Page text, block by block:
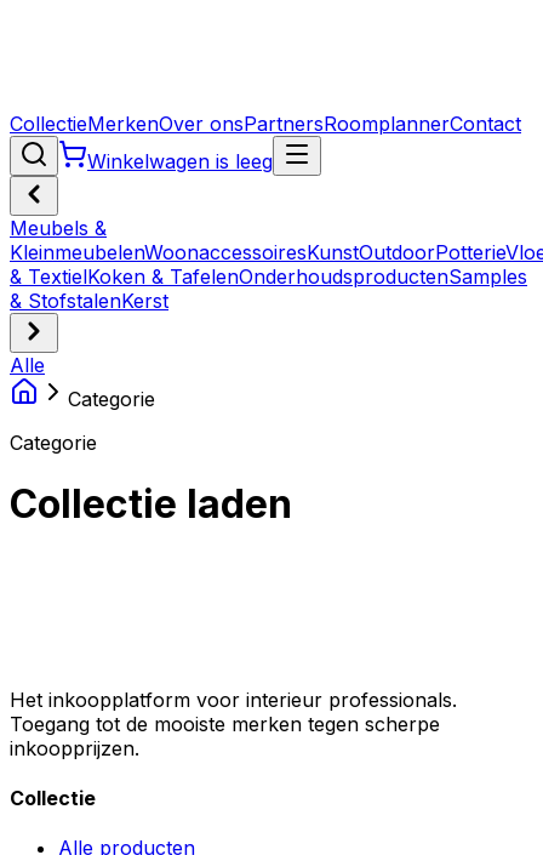
CollectieMerkenOver onsPartnersRoomplannerContact
Winkelwagen is leeg
Meubels &
KleinmeubelenWoonaccessoiresKunstOutdoorPotterie
& TextielKoken & TafelenOnderhoudsproductenSamples
& StofstalenKerst
Alle
Categorie
Categorie
Collectie laden
Het inkoopplatform voor interieur professionals.
Toegang tot de mooiste merken tegen scherpe
inkoopprijzen.
Collectie
Alle producten